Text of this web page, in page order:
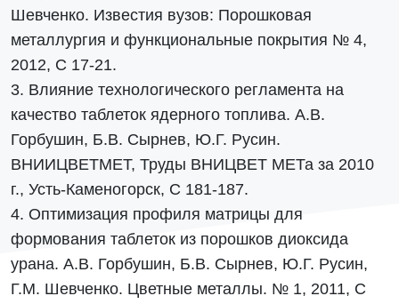
Шевченко. Известия вузов: Порошковая
металлургия и функциональные покрытия № 4,
2012, С 17-21.
3. Влияние технологического регламента на
качество таблеток ядерного топлива. А.В.
Горбушин, Б.В. Сырнев, Ю.Г. Русин.
ВНИИЦВЕТМЕТ, Труды ВНИЦВЕТ МЕТа за 2010
г., Усть-Каменогорск, С 181-187.
4. Оптимизация профиля матрицы для
формования таблеток из порошков диоксида
урана. А.В. Горбушин, Б.В. Сырнев, Ю.Г. Русин,
Г.М. Шевченко. Цветные металлы. № 1, 2011, С